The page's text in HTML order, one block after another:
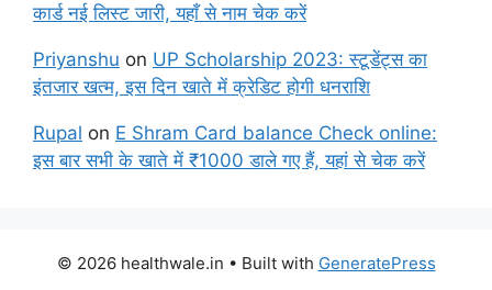
कार्ड नई लिस्ट जारी, यहाँ से नाम चेक करें
Priyanshu on UP Scholarship 2023: स्टूडेंट्स का
इंतजार खत्म, इस दिन खाते में क्रेडिट होगी धनराशि
Rupal on E Shram Card balance Check online:
इस बार सभी के खाते में ₹1000 डाले गए हैं, यहां से चेक करें
© 2026 healthwale.in • Built with GeneratePress